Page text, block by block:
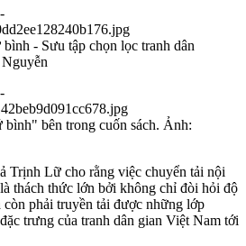
- Sưu tập chọn lọc tranh dân
bên trong cuốn sách. Ảnh:
Trịnh Lữ cho rằng việc chuyển tải nội
thách thức lớn bởi không chỉ đòi hỏi độ
phải truyền tải được những lớp
trưng của tranh dân gian Việt Nam tới